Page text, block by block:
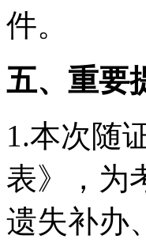
件。
五、重要
1.本次随
表》，为
遗失补办